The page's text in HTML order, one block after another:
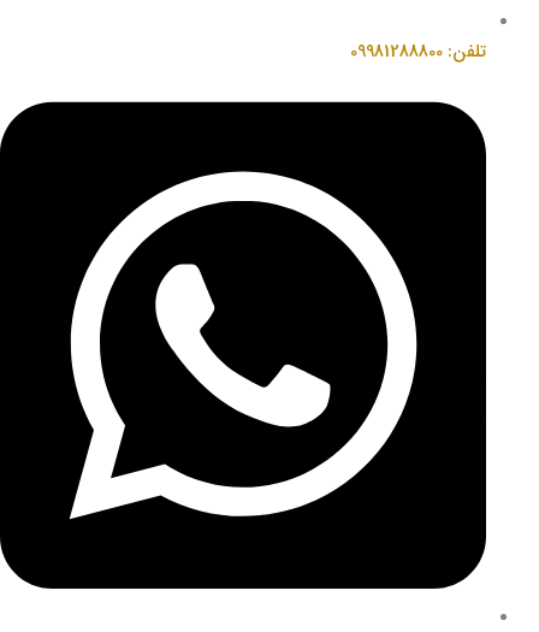
تلفن: 09981288800